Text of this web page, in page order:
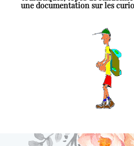
une documentation sur les